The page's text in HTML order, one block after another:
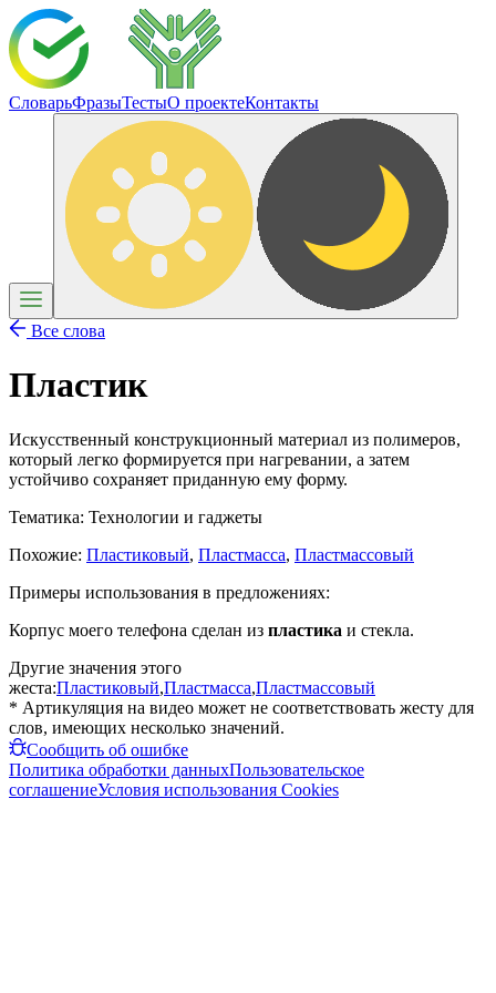
СловарьФразыТестыО проектеКонтакты
Все слова
Пластик
Искусственный конструкционный материал из полимеров,
который легко формируется при нагревании, а затем
устойчиво сохраняет приданную ему форму.
Тематика: Технологии и гаджеты
Похожие: Пластиковый, Пластмасса, Пластмассовый
Примеры использования в предложениях:
Корпус моего телефона сделан из пластика и стекла.
Другие значения этого
жеста:Пластиковый,Пластмасса,Пластмассовый
* Артикуляция на видео может не соответствовать жесту для
слов, имеющих несколько значений.
Сообщить об ошибке
Политика обработки данныхПользовательское
соглашениеУсловия использования Cookies